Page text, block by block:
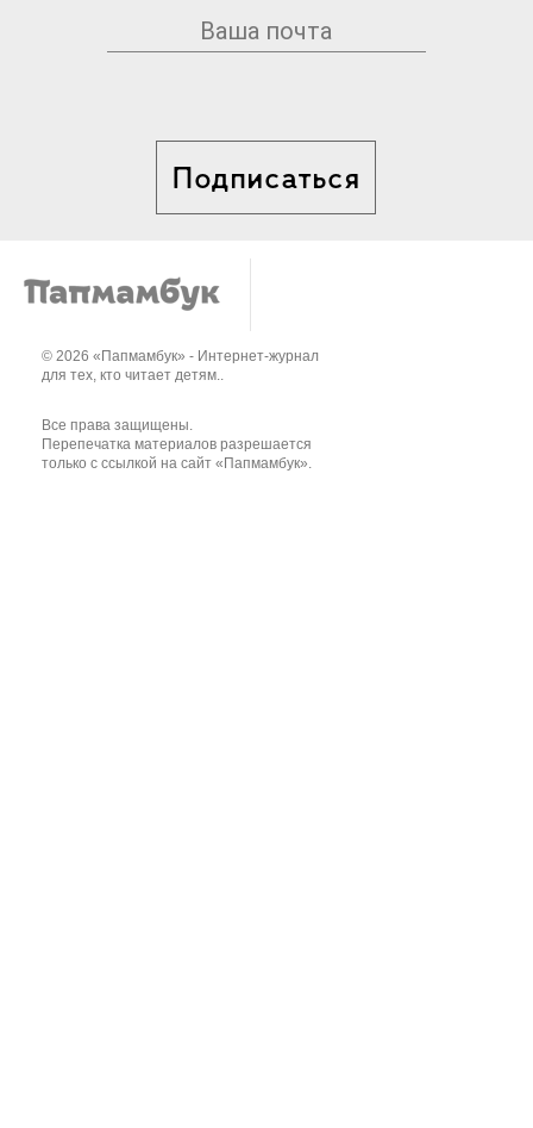
Подписаться
© 2026 «Папмамбук» - Интернет-журнал
для тех, кто читает детям..
Все права защищены.
Перепечатка материалов разрешается
только с ссылкой на сайт «Папмамбук».